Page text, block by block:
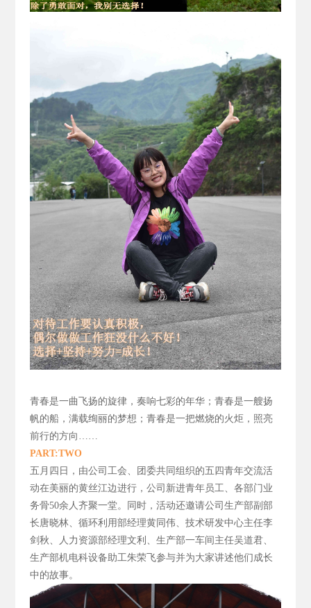
青春是一曲飞扬的旋律， 奏响七彩的年华；青春是一艘扬
帆的船，满载绚丽的梦想；青春是一把燃烧的火炬，照亮
前行的方向……
PART:TWO
五月四日，由公司工会、团委共同组织的五四青年交流活
动在美丽的黄丝江边进行，公司新进青年员工、各部门业
务骨50余人齐聚一堂。同时，活动还邀请公司生产部副部
长唐晓林、循环利用部经理黄同伟、技术研发中心主任李
剑秋、人力资源部经理文利、生产部一车间主任吴道君、
生产部机电科设备助工朱荣飞参与并为大家讲述他们成长
中的故事。